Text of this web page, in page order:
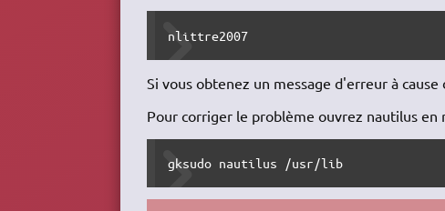
nlittre2007
Si vous obtenez un message d'erreur à
Pour corriger le problème ouvrez nautilus en
gksudo nautilus /usr/lib